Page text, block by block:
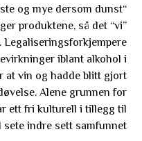
og mye dersom dunst
produktene, så det “vi”
iblant alkohol i
at vin og hadde blitt gjort
Alene grunnen for
ett fri kulturell i tillegg til
indre sett samfunnet.